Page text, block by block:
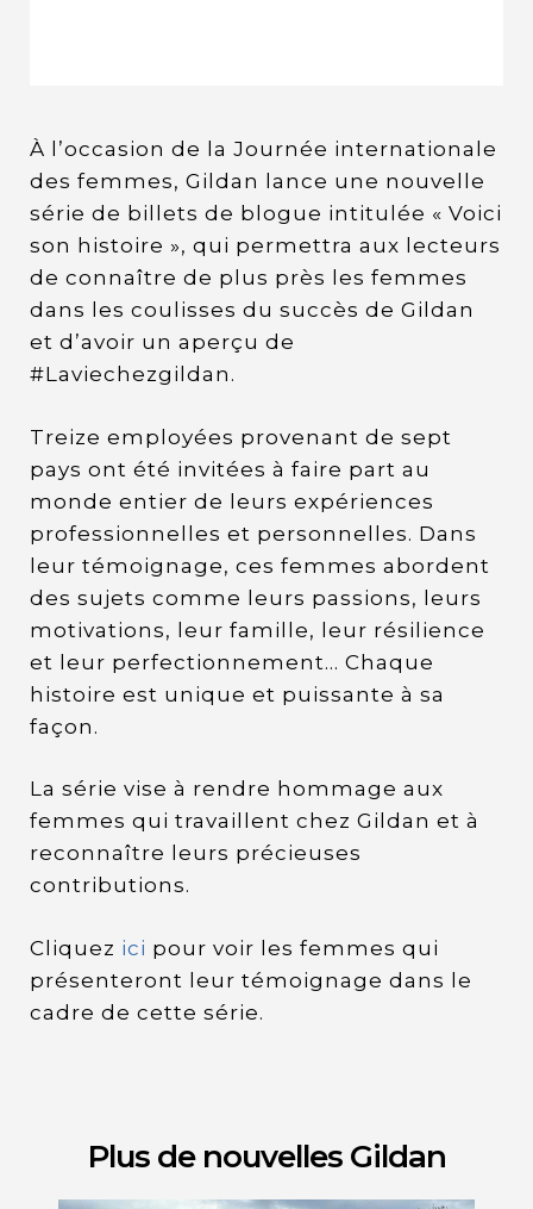
À l’occasion de la Journée internationale
des femmes, Gildan lance une nouvelle
série de billets de blogue intitulée « Voici
son histoire », qui permettra aux lecteurs
de connaître de plus près les femmes
dans les coulisses du succès de Gildan
et d’avoir un aperçu de
#Laviechezgildan.
Treize employées provenant de sept
pays ont été invitées à faire part au
monde entier de leurs expériences
professionnelles et personnelles. Dans
leur témoignage, ces femmes abordent
des sujets comme leurs passions, leurs
motivations, leur famille, leur résilience
et leur perfectionnement… Chaque
histoire est unique et puissante à sa
façon.
La série vise à rendre hommage aux
femmes qui travaillent chez Gildan et à
reconnaître leurs précieuses
contributions.
Cliquez ici pour voir les femmes qui
présenteront leur témoignage dans le
cadre de cette série.
Plus de nouvelles Gildan